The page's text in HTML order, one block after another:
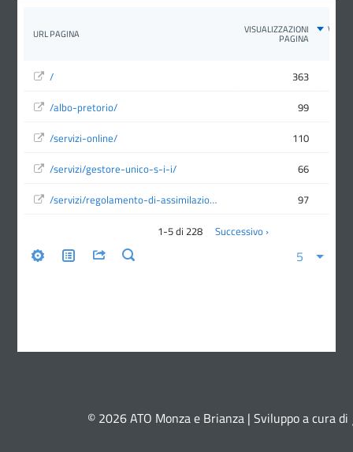
© 2026 ATO Monza e Brianza | Sviluppo a cura di